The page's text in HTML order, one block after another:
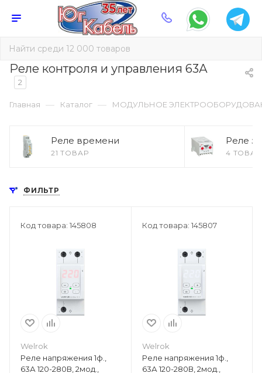
Реле контроля и управления 63А
2
Главная — Каталог — МОДУЛЬНОЕ
Реле времени
21 ТОВАР
Реле
4
ФИЛЬТР
Код товара: 145808
Welrok
Реле напряжения 1ф.,
63А 120-280В, 2мод.,
Код товара: 145807
Welrok
Реле напряжения 1ф.,
63А 120-280В, 2мод.,